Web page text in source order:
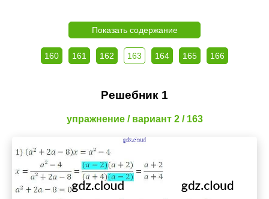
Показать содержание
160 161 162 163 164 165 166
Решебник 1
упражнение / вариант 2 / 163